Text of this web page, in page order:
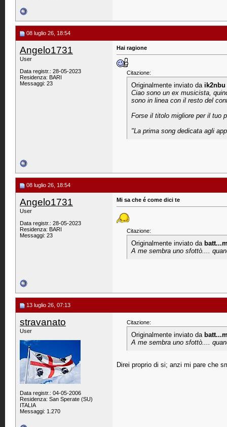
08 luglio 26, 18:54
Angelo1731
User
Data registr.: 28-05-2023
Residenza: BARI
Messaggi: 23
Hai ragione
Citazione:
Originalmente inviato da ik2nbu
Ciao sono un ex musicista,
sono in linea con il resto del
Forse il titolo migliore per il tuo
"La prima song dedicata agli
08 luglio 26, 18:54
Angelo1731
User
Data registr.: 28-05-2023
Residenza: BARI
Messaggi: 23
Mi sa che é come dici te
Citazione:
Originalmente inviato da
A me sembra uno sfottò....
13 luglio 26, 07:13
stravanato
User
Data registr.: 04-05-2006
Residenza: San Sperate (SU)
ITALIA
Messaggi: 1.270
Citazione:
Originalmente inviato da
A me sembra uno sfottò....
Direi proprio di si; anzi mi pare che